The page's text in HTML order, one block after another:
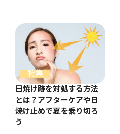
特集
日焼け跡を対処する方法
とは？アフターケアや日
焼け止めで夏を乗り切ろ
う